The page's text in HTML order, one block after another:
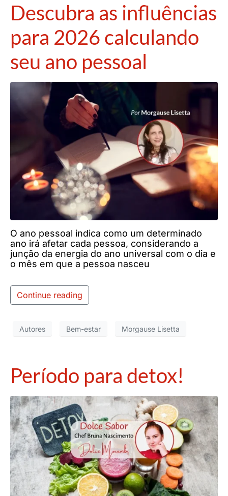
Descubra as influências
para 2026 calculando
seu ano pessoal
O ano pessoal indica como um determinado
ano irá afetar cada pessoa, considerando a
junção da energia do ano universal com o dia e
o mês em que a pessoa nasceu
Continue reading
Autores Bem-estar Morgause Lisetta
Período para detox!